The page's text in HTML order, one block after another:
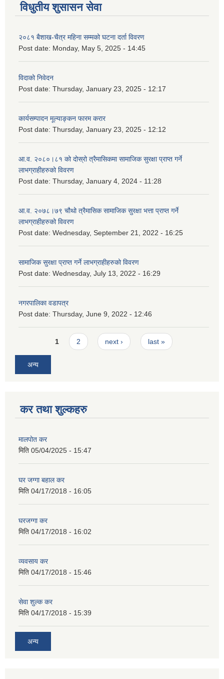
विधुतीय शुसासन सेवा
२०८१ बैशाख-चैत्र महिना सम्मको घटना दर्ता विवरण
Post date: Monday, May 5, 2025 - 14:45
विदाको निवेदन
Post date: Thursday, January 23, 2025 - 12:17
कार्यसम्पादन मूल्याङ्कन फारम करार
Post date: Thursday, January 23, 2025 - 12:12
आ.व. २०८०।८१ को दोस्रो त्रैमासिकमा सामाजिक सुरक्षा प्राप्त गर्ने
लाभग्राहीहरुको विवरण
Post date: Thursday, January 4, 2024 - 11:28
आ.व. २०७८।७९ चौथो त्रैमासिक सामाजिक सुरक्षा भत्ता प्राप्त गर्ने
लाभग्राहीहरुको विवरण
Post date: Wednesday, September 21, 2022 - 16:25
सामाजिक सुरक्षा प्राप्त गर्ने लाभग्राहीहरुको विवरण
Post date: Wednesday, July 13, 2022 - 16:29
नगरपालिका वडापत्र
Post date: Thursday, June 9, 2022 - 12:46
Pages1 2 next › last »
अन्य
कर तथा शुल्कहरु
मालपोत कर
मिति 05/04/2025 - 15:47
घर जग्गा बहाल कर
मिति 04/17/2018 - 16:05
घरजग्गा कर
मिति 04/17/2018 - 16:02
व्यवसाय कर
मिति 04/17/2018 - 15:46
सेवा शुल्क कर
मिति 04/17/2018 - 15:39
अन्य